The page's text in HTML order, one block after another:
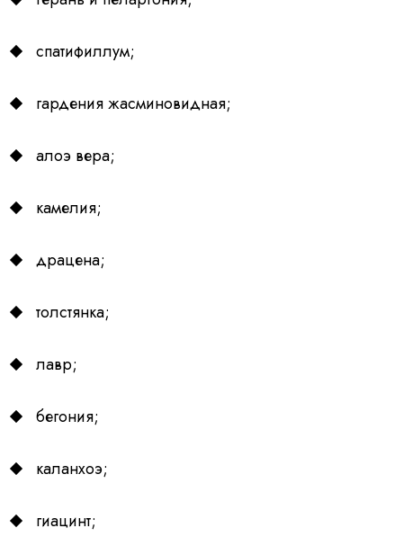
спатифиллум;
гардения жасминовидная;
алоэ вера;
камелия;
драцена;
толстянка;
лавр;
бегония;
каланхоэ;
гиацинт;